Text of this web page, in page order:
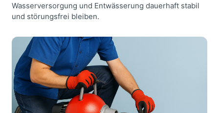
Wasserversorgung und Entwässerung dauerhaft stabil
und störungsfrei bleiben.